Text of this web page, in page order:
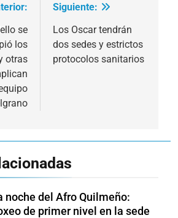
se
los
otras
Siguiente:
Los Oscar tendrán
dos sedes y estrictos
protocolos sanitarios
noche del Afro Quilmeño:
de primer nivel en la sede